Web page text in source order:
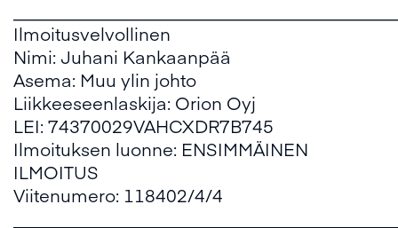
Ilmoitusvelvollinen
Nimi: Juhani Kankaanpää
Asema: Muu ylin johto
Liikkeeseenlaskija: Orion Oyj
LEI: 74370029VAHCXDR7B745
Ilmoituksen luonne: ENSIMMÄINEN
ILMOITUS
Viitenumero: 118402/4/4